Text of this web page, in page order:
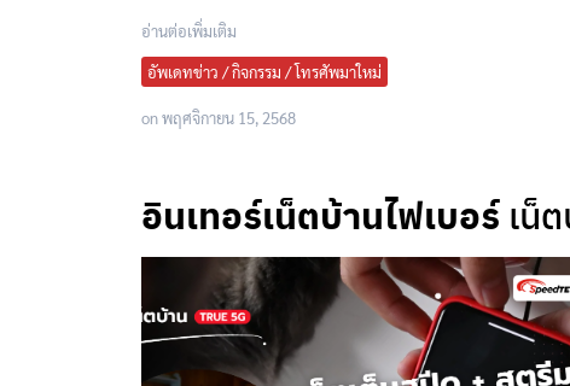
อัพเดทข่าว / กิจกรรม / โทรศัพมาใหม่
อ่านต่อเพิ่มเติม
onพฤศจิกายน 15, 2568
อินเทอร์เน็ตบ้านไฟเบอร์ เน็